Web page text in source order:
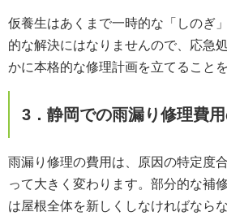
仮養生はあくまで一時的な「しのぎ
的な解決にはなりませんので、応急
かに本格的な修理計画を立てること
3．静岡での雨漏り修理費
雨漏り修理の費用は、原因の特定度
って大きく変わります。部分的な補
は屋根全体を新しくしなければなら